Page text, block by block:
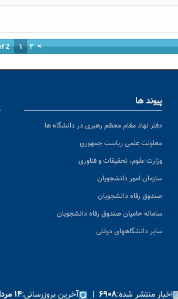
2 ۱ ۲ >
پیوند ها
دفتر نهاد مقام معظم رهبری در دانشگاه ها
معاونت علمی ریاست جمهوری
وزارت علوم، تحقیقات و فناوری
سازمان امور دانشجویان
صندوق رفاه دانشجویان
سامانه حامیان صندوق رفاه دانشجویان
سایر دانشگاههای دولتی
اخبار منتشر شده:۶۹۰۸ | آخرین بروزرسانی:۱۴ مرداد ۱۴۰۵